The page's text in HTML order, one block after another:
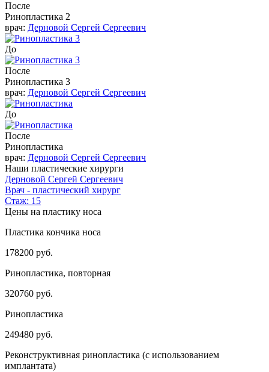
После
Ринопластика 2
врач: Дерновой Сергей Сергеевич
До
После
Ринопластика 3
врач: Дерновой Сергей Сергеевич
До
После
Ринопластика
врач: Дерновой Сергей Сергеевич
Наши пластические хирурги
Дерновой Сергей Сергеевич
Врач - пластический хирург
Стаж: 15
Цены на пластику носа
Пластика кончика носа
178200 руб.
Ринопластика, повторная
320760 руб.
Ринопластика
249480 руб.
Реконструктивная ринопластика (с использованием
имплантата)